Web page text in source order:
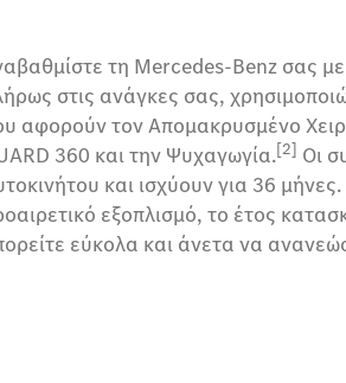
τη Mercedes-Benz σας
στις ανάγκες σας,
αφορούν τον Απομακρυσμένο
360 και την Ψυχαγωγία.[2] Οι
και ισχύουν για 36
εξοπλισμό, το έτος
εύκολα και άνετα να